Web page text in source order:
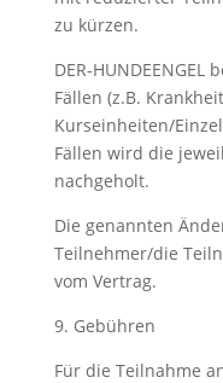
zu kürzen.
DER-
Fällen (z.B.
Kurseinheiten/
Fällen wird die
nachgeholt.
Die genannten
Teilnehmer/die
vom Vertrag.
9. Gebühren
Für die Teilnahme